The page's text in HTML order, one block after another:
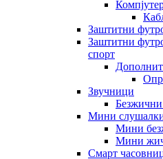
Заштитни
Заштитни
спорт
Звучници
Мини
Мини
Мини
Смарт